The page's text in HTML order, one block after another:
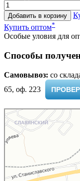
Добавить в корзину
Купить оптом*
Особые уловия для
Способы
Самовывоз: cо
65, оф. 223 ​